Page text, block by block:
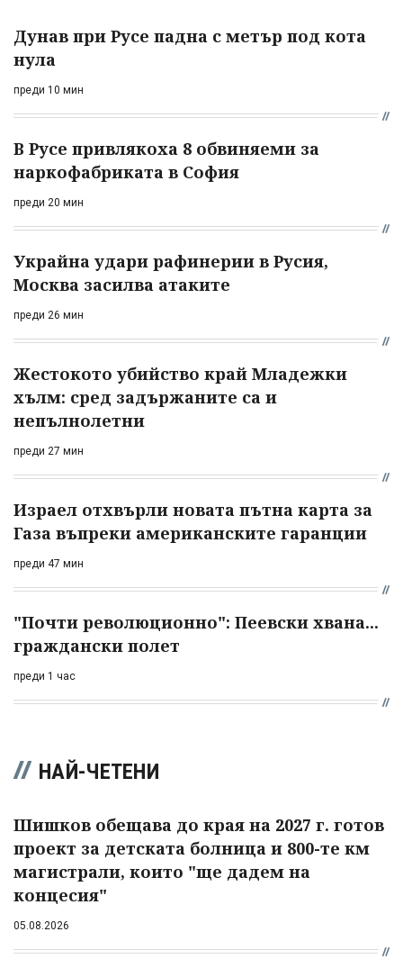
Дунав при Русе падна с метър под кота
нула
преди 10 мин
В Русе привлякоха 8 обвиняеми за
наркофабриката в София
преди 20 мин
Украйна удари рафинерии в Русия,
Москва засилва атаките
преди 26 мин
Жестокото убийство край Младежки
хълм: сред задържаните са и
непълнолетни
преди 27 мин
Израел отхвърли новата пътна карта за
Газа въпреки американските гаранции
преди 47 мин
"Почти революционно": Пеевски хвана...
граждански полет
преди 1 час
НАЙ-ЧЕТЕНИ
Шишков обещава до края на 2027 г. готов
проект за детската болница и 800-те км
магистрали, които "ще дадем на
концесия"
05.08.2026